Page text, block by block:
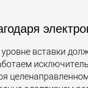
вставки